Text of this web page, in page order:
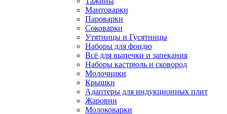
Мантоварки
Пароварки
Соковарки
Утятницы и Гусятницы
Наборы для фондю
Всё для выпечки и запекания
Наборы кастрюль и сковород
Молочники
Крышки
Адаптеры для индукционных плит
Жаровни
Молоковарки